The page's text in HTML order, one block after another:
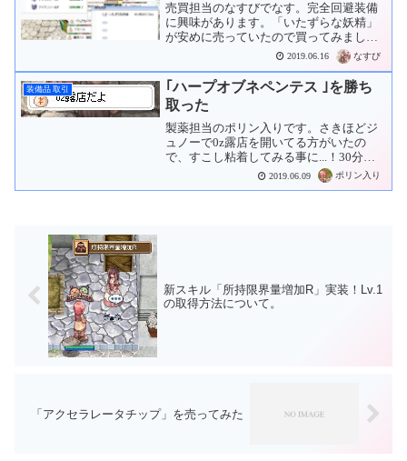
売買担当のなすびでなす。完全回避装備
に興味があります。「いたずらな妖精」
が安めに売っていたので買ってみまし
た。露店で40Mzでした。2019.06.16 なすび
装備品 取引
｢ハープオブネペンテス ｣を勝ち
取った
製薬担当のポリン入りです。さきほどジ
ュノーで0z露店を開いてる方がいたの
で、すこし粘着してみる事に...！30分く
らいずっと居ると、なすびが買い取って
いた｢ハープオブネペンテス ｣が並んでい
2019.06.09 ポリン入り
新スキル「所持限界量増加R」実装！Lv.1
の取得方法について。
「アクセラレータチップ」を売ってみた